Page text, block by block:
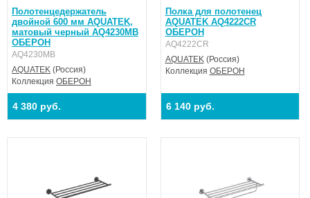
Полотенцедержатель
двойной 600 мм AQUATEK,
матовый черный AQ4230MB
ОБЕРОН
AQ4230MB
AQUATEK (Россия)
Коллекция ОБЕРОН
4 380 руб.
Полка для полотенец
AQUATEK AQ4222CR
ОБЕРОН
AQ4222CR
AQUATEK(Россия)
Коллекция ОБЕРОН
6 140 руб.